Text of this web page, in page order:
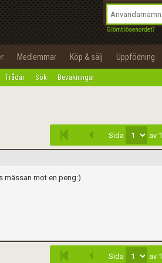
Glömt lösenordet?
Medlemmar Köp & sälj Uppfödning
Trådar Sök Bevakningar
Sida av 1
mässan mot en peng:)
Sida av 1
Infoga
Utför
100%
OK
Privacy Policy
Skapa konto
Tillbaka till förstasidan